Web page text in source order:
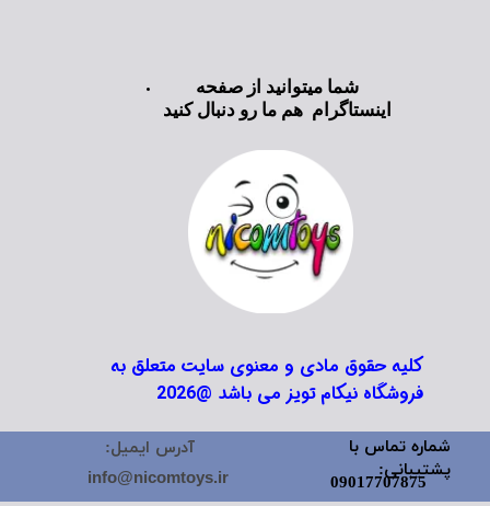
کلیه حقوق مادی و معنوی سایت متعلق به
فروشگاه نیکام تویز می باشد @2026
شما میتوانید از صفحه
اینستاگرام هم ما رو دنبال کنید
شماره تماس با
پشتیبانی:
09017707875
آدرس ایمیل:
info@nicomtoys.ir